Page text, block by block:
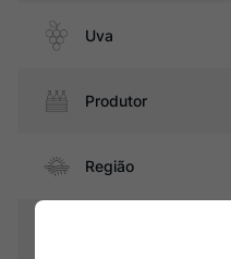
Uva
Produtor
Região